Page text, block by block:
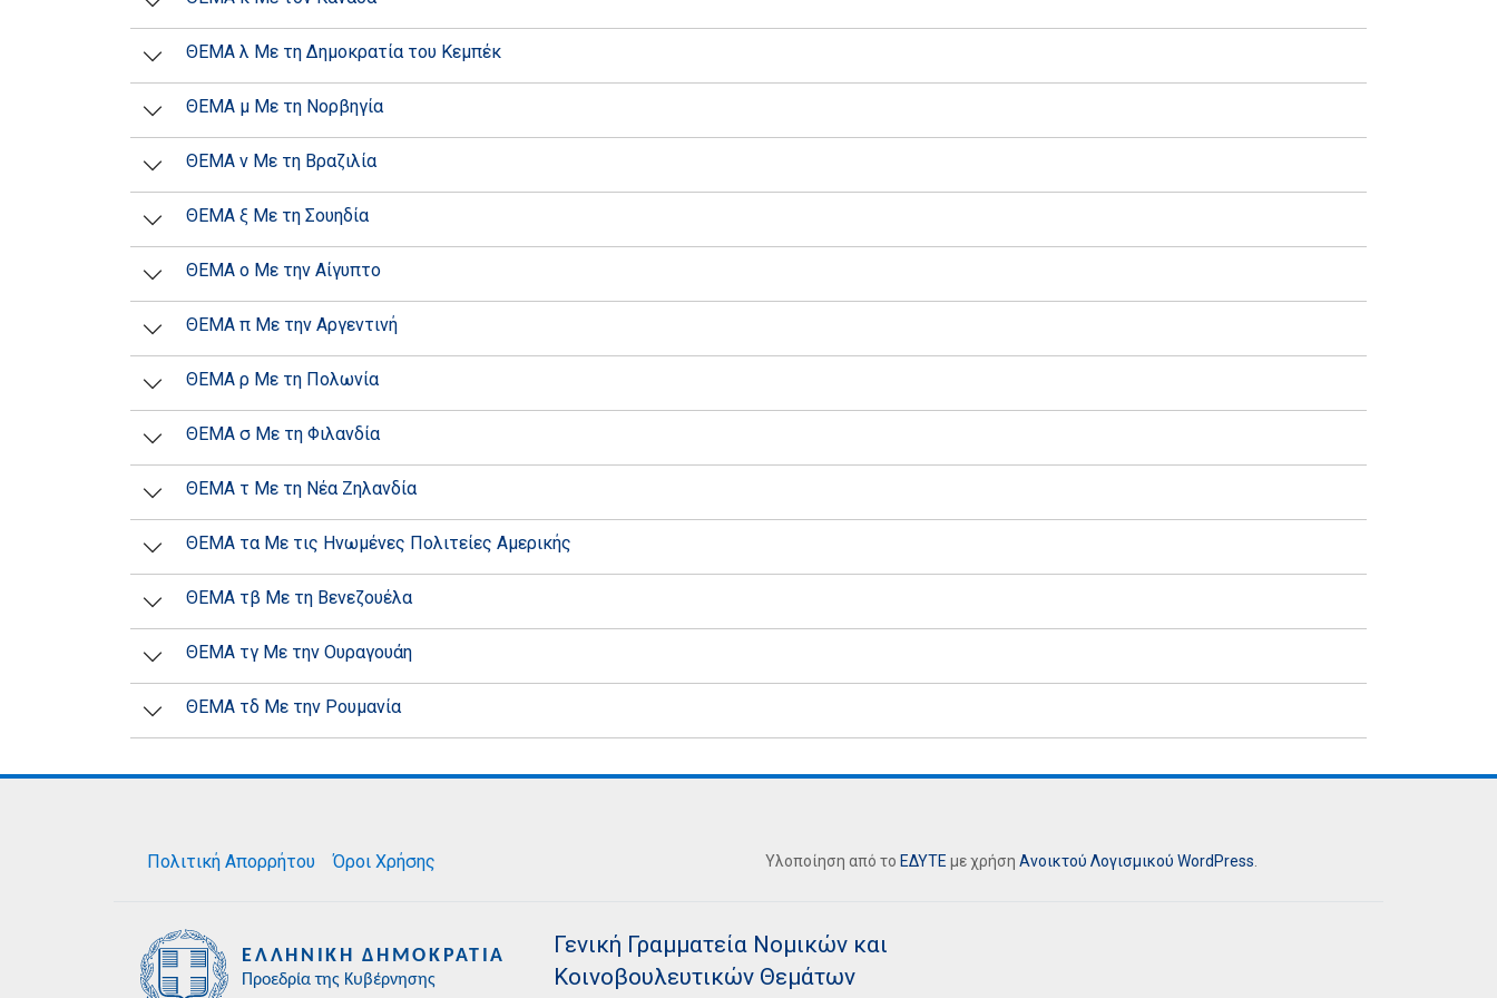
ΘΕΜΑ λ Με τη Δημοκρατία του Κεμπέκ
ΘΕΜΑ μ Με τη Νορβηγία
ΘΕΜΑ ν Με τη Βραζιλία
ΘΕΜΑ ξ Με τη Σουηδία
ΘΕΜΑ ο Με την Αίγυπτο
ΘΕΜΑ π Με την Αργεντινή
ΘΕΜΑ ρ Με τη Πολωνία
ΘΕΜΑ σ Με τη Φιλανδία
ΘΕΜΑ τ Με τη Νέα Ζηλανδία
ΘΕΜΑ τα Με τις Ηνωμένες Πολιτείες Αμερικής
ΘΕΜΑ τβ Με τη Βενεζουέλα
ΘΕΜΑ τγ Με την Ουραγουάη
ΘΕΜΑ τδ Με την Ρουμανία
Πολιτική Απορρήτου Όροι Χρήσης Υλοποίηση από το ΕΔΥΤΕ με χρήση Ανοικτού Λογισμικού WordPress
Γενική Γραμματεία Νομικών και
Κοινοβουλευτικών Θεμάτων